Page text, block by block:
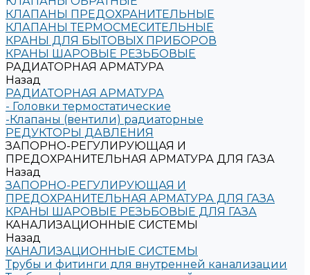
КЛАПАНЫ ПРЕДОХРАНИТЕЛЬНЫЕ
КЛАПАНЫ ТЕРМОСМЕСИТЕЛЬНЫЕ
КРАНЫ ДЛЯ БЫТОВЫХ ПРИБОРОВ
КРАНЫ ШАРОВЫЕ РЕЗЬБОВЫЕ
РАДИАТОРНАЯ АРМАТУРА
Назад
РАДИАТОРНАЯ АРМАТУРА
- Головки термостатические
-Клапаны (вентили) радиаторные
РЕДУКТОРЫ ДАВЛЕНИЯ
ЗАПОРНО-РЕГУЛИРУЮЩАЯ И
ПРЕДОХРАНИТЕЛЬНАЯ АРМАТУРА ДЛЯ ГАЗА
Назад
ЗАПОРНО-РЕГУЛИРУЮЩАЯ И
ПРЕДОХРАНИТЕЛЬНАЯ АРМАТУРА ДЛЯ ГАЗА
КРАНЫ ШАРОВЫЕ РЕЗЬБОВЫЕ ДЛЯ ГАЗА
КАНАЛИЗАЦИОННЫЕ СИСТЕМЫ
Назад
КАНАЛИЗАЦИОННЫЕ СИСТЕМЫ
Трубы и фитинги для внутренней канализации